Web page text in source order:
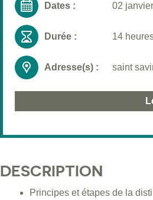
Dates : 02
Durée : 14
Adresse(s) : saint
DESCRIPTION
Principes et étapes de la